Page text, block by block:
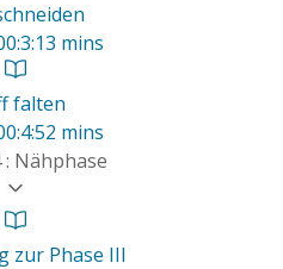
mins
falten
mins
: Nähphase
zur Phase III